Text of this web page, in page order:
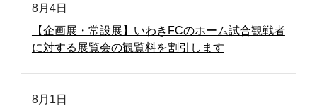
8月4日
【企画展・常設展】いわきFCのホーム試合観戦者
に対する展覧会の観覧料を割引します
8月1日